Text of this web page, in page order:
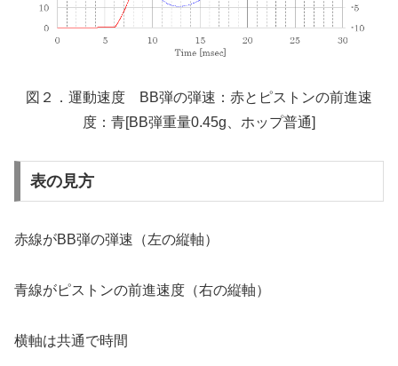
図２．運動速度 BB弾の弾速：赤とピストンの前進速
度：青[BB弾重量0.45g、ホップ普通]
表の見方
赤線がBB弾の弾速（左の縦軸）
青線がピストンの前進速度（右の縦軸）
横軸は共通で時間